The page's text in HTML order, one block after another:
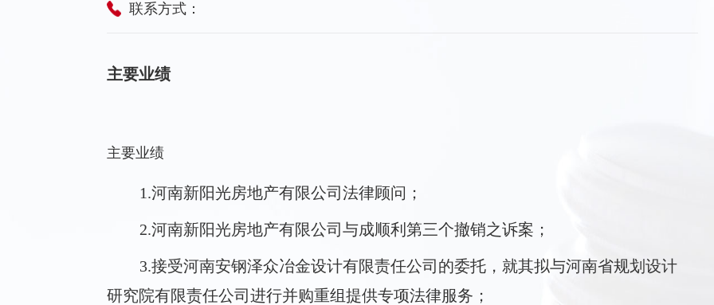
联系方式：
主要业绩
主要业绩
1.河南新阳光房地产有限公司法律顾问；
2.河南新阳光房地产有限公司与成顺利第三个撤销之诉案；
3.接受河南安钢泽众冶金设计有限责任公司的委托，就其拟与河南省规划设计
研究院有限责任公司进行并购重组提供专项法律服务；